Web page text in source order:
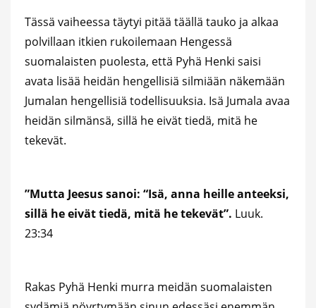
Tässä vaiheessa täytyi pitää täällä tauko ja alkaa
polvillaan itkien rukoilemaan Hengessä
suomalaisten puolesta, että Pyhä Henki saisi
avata lisää heidän hengellisiä silmiään näkemään
Jumalan hengellisiä todellisuuksia. Isä Jumala avaa
heidän silmänsä, sillä he eivät tiedä, mitä he
tekevät.
”Mutta Jeesus sanoi: “Isä, anna heille anteeksi,
sillä he eivät tiedä, mitä he tekevät”. Luuk.
23:34
Rakas Pyhä Henki murra meidän suomalaisten